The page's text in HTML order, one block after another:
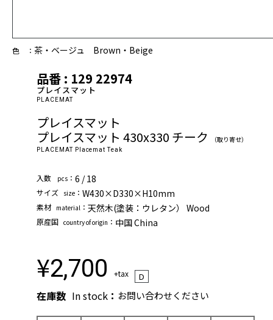
色 ： 茶・ベージュ Brown・Beige
品番 : 129 22974
プレイスマット
PLACEMAT
プレイスマット
プレイスマット 430x330 チーク
（取り寄せ）
PLACEMAT Placemat Teak
⼊数 pcs ： 6 / 18
サイズ size ： W430×D330×H10mm
素材 material ： 天然木(塗装：ウレタン） Wood
原産国 country of origin ： 中国 China
¥2,700 +tax D
在庫数 In stock ： お問い合わせください